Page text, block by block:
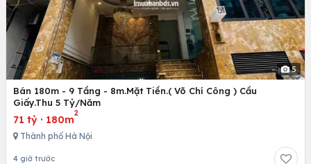
5
Bán 180m - 9 Tầng - 8m.Mặt Tiền.( Võ Chí Công ) Cầu
Giấy.Thu 5 Tỷ/Năm
71 tỷ · 180m
2
Thành phố Hà Nội
4 giờ trước